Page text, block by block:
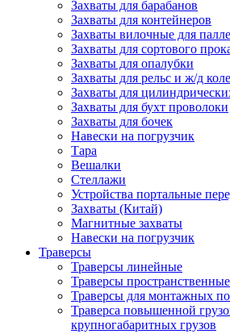
Захваты для барабанов
Захваты для контейнеров
Захваты вилочные для
Захваты для сортового
Захваты для опалубки
Захваты для рельс и ж/д
Захваты для
Захваты для бухт проволоки
Захваты для бочек
Навески на погрузчик
Тара
Вешалки
Стеллажи
Устройства портальные
Захваты (Китай)
Магнитные захваты
Навески на погрузчик
Траверсы
Траверсы линейные
Траверсы пространственные
Траверсы для монтажных
Траверса повышенной
крупногабаритных грузов